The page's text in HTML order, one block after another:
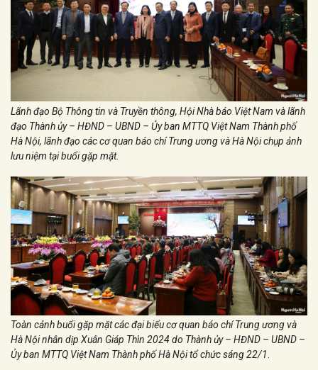
Lãnh đạo Bộ Thông tin và Truyền thông, Hội Nhà báo Việt Nam và lãnh
đạo Thành ủy – HĐND – UBND – Ủy ban MTTQ Việt Nam Thành phố
Hà Nội, lãnh đạo các cơ quan báo chí Trung ương và Hà Nội chụp ảnh
lưu niệm tại buổi gặp mặt.
Toàn cảnh buổi gặp mặt các đại biểu cơ quan báo chí Trung ương và
Hà Nội nhân dịp Xuân Giáp Thìn 2024 do Thành ủy – HĐND – UBND –
Ủy ban MTTQ Việt Nam Thành phố Hà Nội tổ chức sáng 22/1.